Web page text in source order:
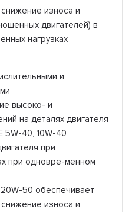
износа и
двигателей) в
нагрузках
и
высоко- и
на деталях двигателя
5W-40, 10W-40
при
при одновре-менном
50 обеспечивает
износа и